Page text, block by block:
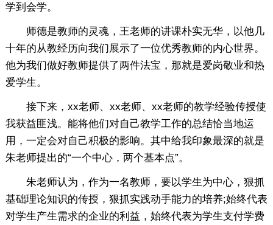
学到会学。
师德是教师的灵魂，王老师的讲课朴实无华，以他几
十年的从教经历向我们展示了一位优秀教师的内心世界。
他为我们做好教师提供了两件法宝，那就是爱岗敬业和热
爱学生。
接下来，xx老师、xx老师、xx老师的教学经验传授使
我获益匪浅。能将他们对自己教学工作的总结恰当地运
用，一定会对自己积极的影响。其中给我印象最深的就是
朱老师提出的“一个中心，两个基本点”。
朱老师认为，作为一名教师，要以学生为中心，狠抓
基础理论知识的传授，狠抓实践动手能力的培养;始终代表
对学生产生需求的企业的利益，始终代表为学生支付学费